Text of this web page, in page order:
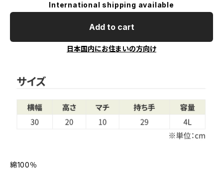
International shipping available
Add to cart
日本国内にお住まいの方向け
綿100％